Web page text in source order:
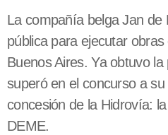
La compañía belga Jan de
pública para ejecutar
Buenos Aires. Ya obtuvo
superó en el concurso a
concesión de la Hidrovía:
DEME.